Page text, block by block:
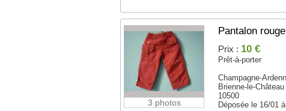
3 photos
Pantalon
Prix : 10 €
Prêt-à-porter
Champagne-
Brienne-le-
10500
Déposée le 16/01